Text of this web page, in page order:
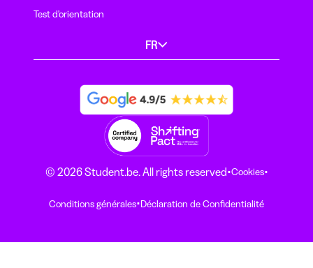
Test d'orientation
FR
© 2026 Student.be. All rights reserved·Cookies·
Conditions générales·Déclaration de Confidentialité